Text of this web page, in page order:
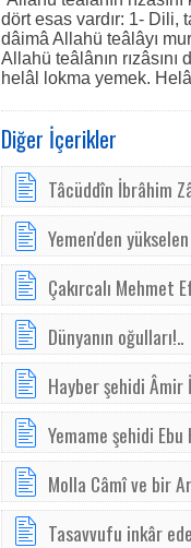
dört esas vardır: 1- Dili,
dâimâ Allahü teâlâyı
Allahü teâlânın
helâl lokma yemek.
Diğer İçerikler
Tâcüddîn İbrâhim
Yemen'den
Çakırcalı Mehmet
Dünyanın oğulları!..
Hayber şehidi Âmir
Yemame şehidi
Molla Câmî ve bir
Tasavvufu inkâr